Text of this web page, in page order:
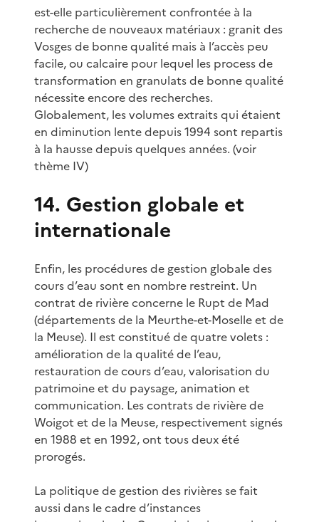
est-elle particulièrement confrontée à la
recherche de nouveaux matériaux : granit des
Vosges de bonne qualité mais à l’accès peu
facile, ou calcaire pour lequel les process de
transformation en granulats de bonne qualité
nécessite encore des recherches.
Globalement, les volumes extraits qui étaient
en diminution lente depuis 1994 sont repartis
à la hausse depuis quelques années. (voir
thème IV)
14. Gestion globale et
internationale
Enfin, les procédures de gestion globale des
cours d’eau sont en nombre restreint. Un
contrat de rivière concerne le Rupt de Mad
(départements de la Meurthe-et-Moselle et de
la Meuse). Il est constitué de quatre volets :
amélioration de la qualité de l’eau,
restauration de cours d’eau, valorisation du
patrimoine et du paysage, animation et
communication. Les contrats de rivière de
Woigot et de la Meuse, respectivement signés
en 1988 et en 1992, ont tous deux été
prorogés.
La politique de gestion des rivières se fait
aussi dans le cadre d’instances